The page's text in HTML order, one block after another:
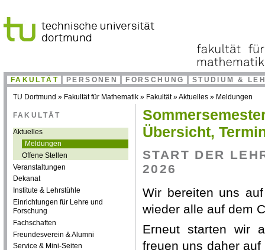
FAKULTÄT PERSONEN FORSCHUNG STUDIUM &
TU Dortmund » Fakultät für Mathematik » Fakultät»Aktuelles» Meldungen
FAKULTÄT
Aktuelles
Meldungen
Offene Stellen
Veranstaltungen
Dekanat
Institute & Lehrstühle
Einrichtungen für Lehre und
Forschung
Fachschaften
Freundesverein & Alumni
Service & Mini-Seiten
Übersicht,
START DER
2026
Wir bereiten uns
wieder alle auf dem
Erneut starten wir
freuen uns daher